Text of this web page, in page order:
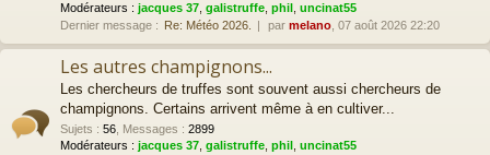
Modérateurs : jacques 37, galistruffe, phil , uncinat55
Dernier message :
Re: Météo 2026. par melano, 07 août 2026 22:20
Les autres champignons...
Les chercheurs de truffes sont souvent aussi chercheurs de
champignons. Certains arrivent même à en cultiver...
Sujets : 56, Messages : 2899
Modérateurs : jacques 37, galistruffe, phil , uncinat55